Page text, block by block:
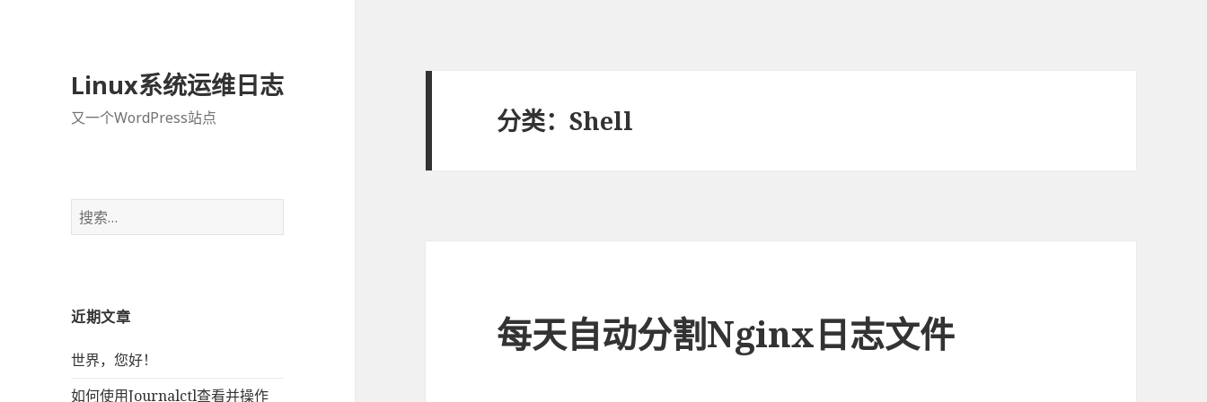
Linux系统运维日志
又一个WordPress站点
搜
索
近期文章
世界，您好！
如何使用Journalctl查看并操作
分类：Shell
每天自动分割Nginx日志文件